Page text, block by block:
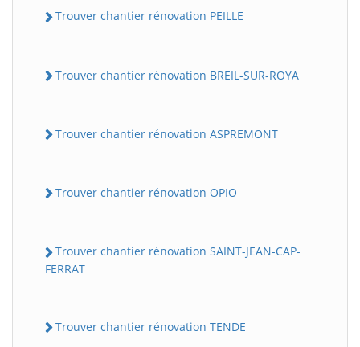
Trouver chantier rénovation PEILLE
Trouver chantier rénovation BREIL-SUR-ROYA
Trouver chantier rénovation ASPREMONT
Trouver chantier rénovation OPIO
Trouver chantier rénovation SAINT-JEAN-CAP-
FERRAT
Trouver chantier rénovation TENDE